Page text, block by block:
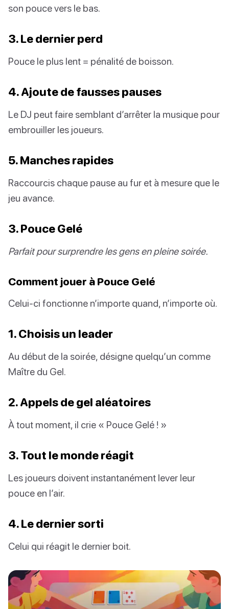
son pouce vers le bas.
3. Le dernier perd
Pouce le plus lent = pénalité de boisson.
4. Ajoute de fausses pauses
Le DJ peut faire semblant d’arrêter la musique pour
embrouiller les joueurs.
5. Manches rapides
Raccourcis chaque pause au fur et à mesure que le
jeu avance.
3. Pouce Gelé
Parfait pour surprendre les gens en pleine soirée.
Comment jouer à Pouce Gelé
Celui-ci fonctionne n’importe quand, n’importe où.
1. Choisis un leader
Au début de la soirée, désigne quelqu’un comme
Maître du Gel.
2. Appels de gel aléatoires
À tout moment, il crie « Pouce Gelé ! »
3. Tout le monde réagit
Les joueurs doivent instantanément lever leur
pouce en l’air.
4. Le dernier sorti
Celui qui réagit le dernier boit.